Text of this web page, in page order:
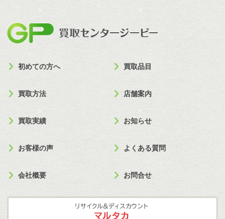
初めての方へ 買取品目
買取方法 店舗案内
買取実績 お知らせ
お客様の声 よくある質問
会社概要 お問合せ